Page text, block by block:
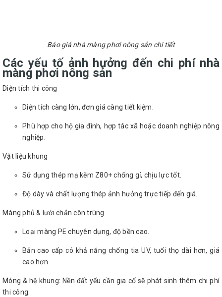
Báo giá nhà màng phơi nông sản chi tiết
Các yếu tố ảnh hưởng đến chi phí nhà
màng phơi nông sản
Diện tích thi công
Diện tích càng lớn, đơn giá càng tiết kiệm.
Phù hợp cho hộ gia đình, hợp tác xã hoặc doanh nghiệp nông
nghiệp.
Vật liệu khung
Sử dụng thép mạ kẽm Z80+ chống gỉ, chịu lực tốt.
Độ dày và chất lượng thép ảnh hưởng trực tiếp đến giá.
Màng phủ & lưới chắn côn trùng
Loại màng PE chuyên dụng, độ bền cao.
Bản cao cấp có khả năng chống tia UV, tuổi thọ dài hơn, giá
cao hơn.
Móng & hệ khung: Nền đất yếu cần gia cố sẽ phát sinh thêm chi phí
thi công.